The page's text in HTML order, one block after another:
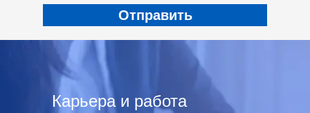
Карьера и работа